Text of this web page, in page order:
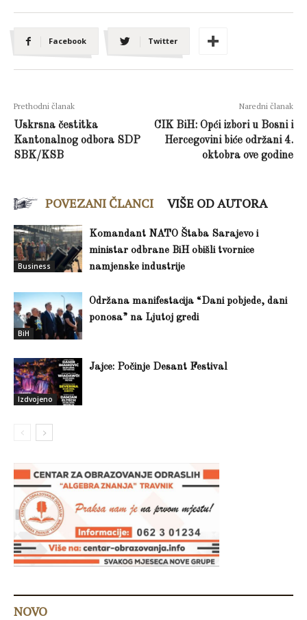
Facebook Twitter
Prethodni članak
Uskrsna čestitka
Kantonalnog odbora SDP
SBK/KSB
Naredni članak
CIK BiH: Opći izbori u Bosni i
Hercegovini biće održani 4.
oktobra ove godine
POVEZANI ČLANCI VIŠE OD AUTORA
Business
Komandant NATO Štaba Sarajevo i
ministar odbrane BiH obišli tvornice
namjenske industrije
BiH
Održana manifestacija “Dani pobjede, dani
ponosa” na Ljutoj gredi
Izdvojeno
Jajce: Počinje Desant Festival
NOVO